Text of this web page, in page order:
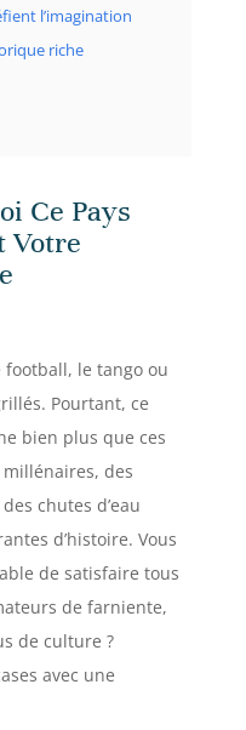
l’imagination
riche
Ce Pays
Votre
football, le tango ou
Pourtant, ce
bien plus que ces
des
chutes d’eau
d’histoire. Vous
de satisfaire tous
de farniente,
de culture ?
avec une